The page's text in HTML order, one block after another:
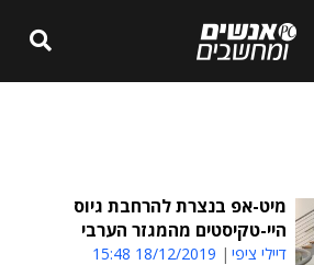
מיט-אפ בנצרת להרחבת גיוס
היי-טקיסטים מהמגזר הערבי
דיילי ציפי 18/12/2019 15:48